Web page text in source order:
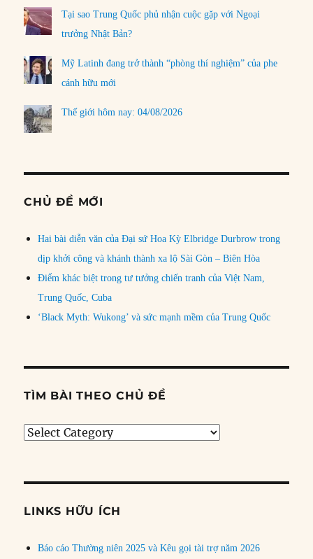
Tại sao Trung Quốc phủ nhận cuộc gặp với Ngoại
trưởng Nhật Bản?
Mỹ Latinh đang trở thành “phòng thí nghiệm” của phe
cánh hữu mới
Thế giới hôm nay: 04/08/2026
CHỦ ĐỀ MỚI
Hai bài diễn văn của Đại sứ Hoa Kỳ Elbridge Durbrow trong
dịp khởi công và khánh thành xa lộ Sài Gòn – Biên Hòa
Điểm khác biệt trong tư tưởng chiến tranh của Việt Nam,
Trung Quốc, Cuba
‘Black Myth: Wukong’ và sức mạnh mềm của Trung Quốc
TÌM BÀI THEO CHỦ ĐỀ
Tìm
đề
LINKS HỮU ÍCH
Báo cáo Thường niên 2025 và Kêu gọi tài trợ năm 2026